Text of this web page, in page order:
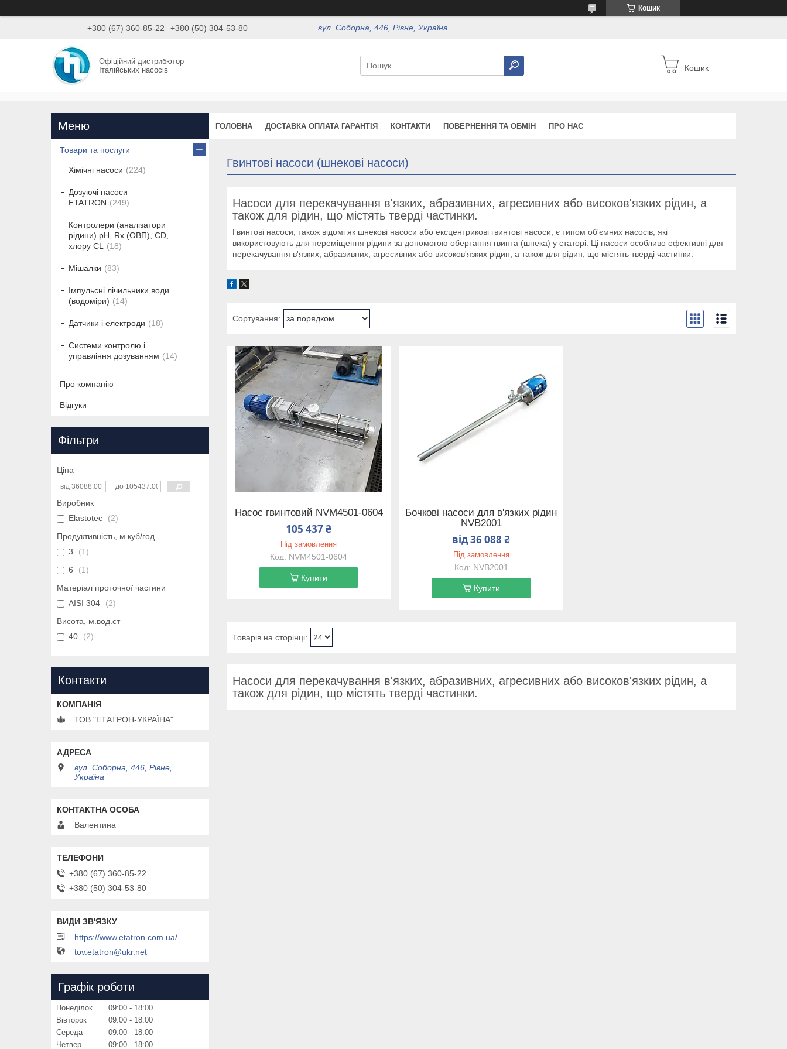
Кошик
+380 (67) 360-85-22 +380 (50) 304-53-80 вул. Соборна, 446, Рівне, Україна
Офіційний дистрибютор
Італійських насосів
Кошик
ГОЛОВНА ДОСТАВКА ОПЛАТА ГАРАНТІЯ КОНТАКТИ ПОВЕРНЕННЯ ТА ОБМІН ПРО НАС
Гвинтові насоси (шнекові насоси)
Насоси для перекачування в'язких, абразивних, агресивних або високов'язких рідин, а
також для рідин, що містять тверді частинки.
Гвинтові насоси, також відомі як шнекові насоси або ексцентрикові гвинтові насоси, є типом об'ємних насосів, які
використовують для переміщення рідини за допомогою обертання гвинта (шнека) у статорі. Ці насоси особливо ефективні для
перекачування в'язких, абразивних, агресивних або високов'язких рідин, а також для рідин, що містять тверді частинки.
Насос гвинтовий NVM4501-0604
105 437 ₴
Під замовлення
NVM4501-0604
Купити
Бочкові насоси для в'язких рідин
NVB2001
від 36 088 ₴
Під замовлення
NVB2001
Купити
Насоси для перекачування в'язких, абразивних, агресивних або високов'язких рідин, а
також для рідин, що містять тверді частинки.
Товари та послуги
Хімічні насоси 224
Дозуючі насоси
ETATRON
249
Контролери (аналізатори
рідини) рН, Rx (ОВП), CD,
хлору CL
18
Мішалки 83
Імпульсні лічильники води
(водоміри)
14
Датчики і електроди 18
Системи контролю і
управління дозуванням
14
Про компанію
Відгуки
Фільтри
Ціна
Виробник
Elastotec
2
Продуктивність, м.куб/год.
3
1
6
1
Матеріал проточної частини
AISI 304
2
Висота, м.вод.ст
40
2
Контакти
ТОВ "ЕТАТРОН-УКРАЇНА"
вул. Соборна, 446, Рівне,
Україна
Валентина
+380 (67) 360-85-22
+380 (50) 304-53-80
https://www.etatron.com.ua/
tov.etatron@ukr.net
Графік роботи
Понеділок 09:00
18:00
Вівторок
09:00
18:00
Середа
09:00
18:00
Четвер
09:00 18:00